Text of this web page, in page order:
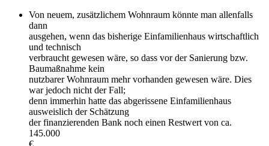
Von neuem, zusätzlichem Wohnraum könnte man allenfalls
dann
ausgehen, wenn das bisherige Einfamilienhaus wirtschaftlich
und technisch
verbraucht gewesen wäre, so dass vor der Sanierung bzw.
Baumaßnahme kein
nutzbarer Wohnraum mehr vorhanden gewesen wäre. Dies
war jedoch nicht der Fall;
denn immerhin hatte das abgerissene Einfamilienhaus
ausweislich der Schätzung
der finanzierenden Bank noch einen Restwert von ca.
145.000
€.